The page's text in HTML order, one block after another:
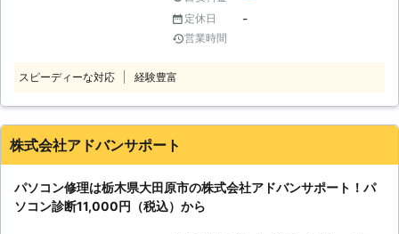
わせください。
し、そんな便利な電製品も急に動かな
くなったりするすると、不便になりま
すよね。 「パソコンの知識がないか
わからない」 「古いパソコンで、動
うにパソコンに関するお悩みがある場
合は、パソコン修理店「ナムシィパソ
社は、秋田県にお住いのお客様からパ
ソコン修理に関するご依頼をいただい
定休日 -
営業時間
スピーディーな対応 経験豊富
株式会社アドバンサポート
パソコン修理は栃木県大田原市の株式会社アドバンサポート！パ
ソコン診断11,000円（税込）から